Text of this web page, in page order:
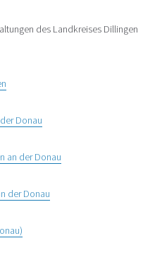
des Landkreises Dillingen
Donau
an der Donau
der Donau